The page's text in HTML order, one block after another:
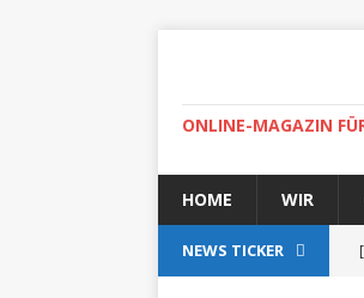
ONLINE-MAGAZIN
HOME WIR
NEWS TICKER